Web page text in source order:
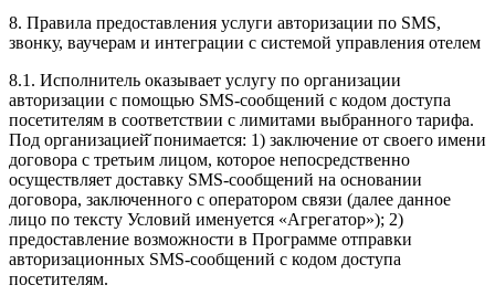
8. Правила предоставления услуги авторизации по SMS,
звонку, ваучерам и интеграции с системой управления отелем
8.1. Исполнитель оказывает услугу по организации
авторизации с помощью SMS-сообщений с кодом доступа
посетителям в соответствии с лимитами выбранного тарифа.
Под организацией̆ понимается: 1) заключение от своего имени
договора с третьим лицом, которое непосредственно
осуществляет доставку SMS-сообщений на основании
договора, заключенного с оператором связи (далее данное
лицо по тексту Условий именуется «Агрегатор»); 2)
предоставление возможности в Программе отправки
авторизационных SMS-сообщений с кодом доступа
посетителям.